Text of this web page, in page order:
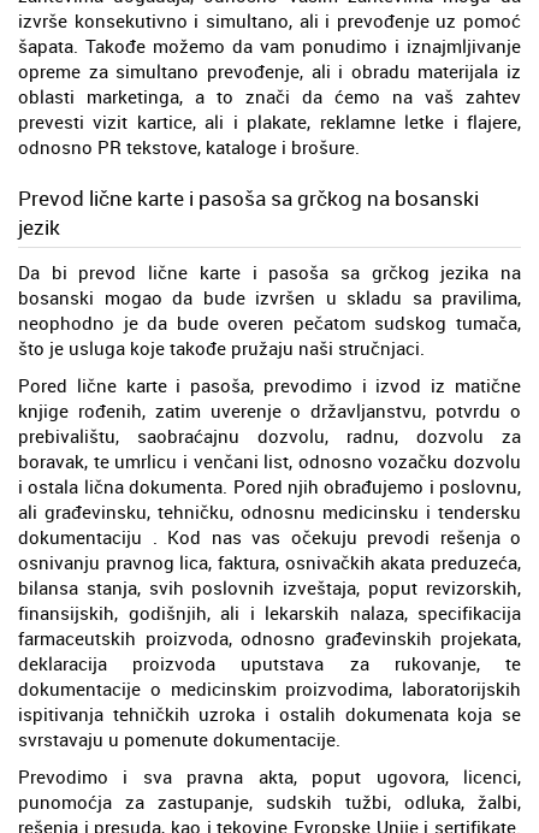
izvrše konsekutivno i simultano, ali i prevođenje uz pomoć
šapata. Takođe možemo da vam ponudimo i iznajmljivanje
opreme za simultano prevođenje, ali i obradu materijala iz
oblasti marketinga, a to znači da ćemo na vaš zahtev
prevesti vizit kartice, ali i plakate, reklamne letke i flajere,
odnosno PR tekstove, kataloge i brošure.
Prevod lične karte i pasoša sa grčkog na bosanski
jezik
Da bi prevod lične karte i pasoša sa grčkog jezika na
bosanski mogao da bude izvršen u skladu sa pravilima,
neophodno je da bude overen pečatom sudskog tumača,
što je usluga koje takođe pružaju naši stručnjaci.
Pored lične karte i pasoša, prevodimo i izvod iz matične
knjige rođenih, zatim uverenje o državljanstvu, potvrdu o
prebivalištu, saobraćajnu dozvolu, radnu, dozvolu za
boravak, te umrlicu i venčani list, odnosno vozačku dozvolu
i ostala lična dokumenta. Pored njih obrađujemo i poslovnu,
ali građevinsku, tehničku, odnosnu medicinsku i tendersku
dokumentaciju . Kod nas vas očekuju prevodi rešenja o
osnivanju pravnog lica, faktura, osnivačkih akata preduzeća,
bilansa stanja, svih poslovnih izveštaja, poput revizorskih,
finansijskih, godišnjih, ali i lekarskih nalaza, specifikacija
farmaceutskih proizvoda, odnosno građevinskih projekata,
deklaracija proizvoda uputstava za rukovanje, te
dokumentacije o medicinskim proizvodima, laboratorijskih
ispitivanja tehničkih uzroka i ostalih dokumenata koja se
svrstavaju u pomenute dokumentacije.
Prevodimo i sva pravna akta, poput ugovora, licenci,
punomoćja za zastupanje, sudskih tužbi, odluka, žalbi,
rešenja i presuda, kao i tekovine Evropske Unije i sertifikate.